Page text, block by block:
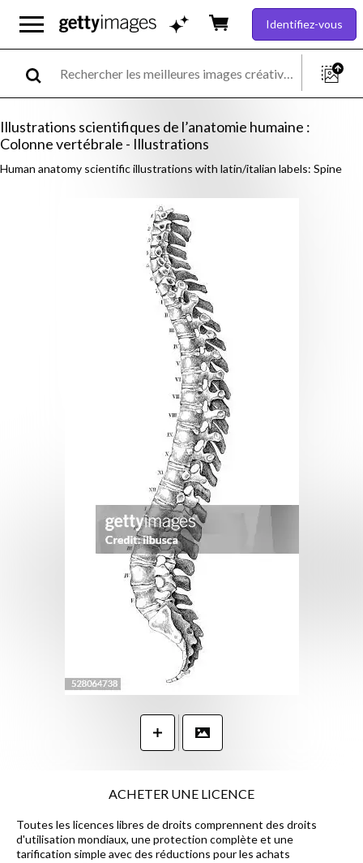
Identifiez-vous
Illustrations scientifiques de l’anatomie humaine :
Colonne vertébrale - Illustrations
Human anatomy scientific illustrations with latin/italian labels: Spine
ACHETER UNE LICENCE
Toutes les licences libres de droits comprennent des droits
d'utilisation mondiaux, une protection complète et une
tarification simple avec des réductions pour les achats